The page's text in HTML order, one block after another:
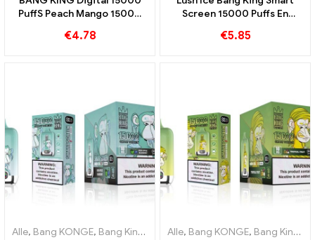
PuffS Peach Mango 15000
til tropisk sjov
€4.78
Screen 15000 Puffs En
blanding af vandmelon og
€5.85
Alle, Bang KONGE, Bang King Smart skærm 15000 Puff ,Engangs
Alle, Bang KONGE, Bang King Smart skærm 15000 Puff